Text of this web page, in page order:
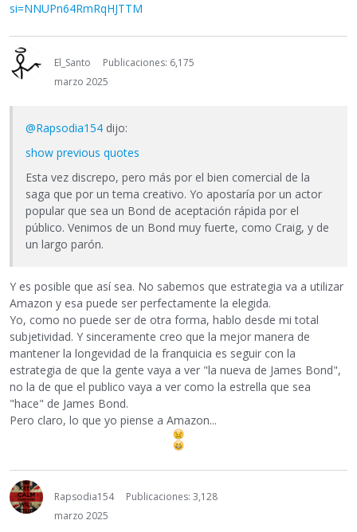
si=NNUPn64RmRqHJTTM
El_Santo
Publicaciones: 6,175
marzo 2025
@Rapsodia154 dijo:
show previous quotes
Esta vez discrepo, pero más por el bien comercial de la
saga que por un tema creativo. Yo apostaría por un actor
popular que sea un Bond de aceptación rápida por el
público. Venimos de un Bond muy fuerte, como Craig, y de
un largo parón.
Y es posible que así sea. No sabemos que estrategia va a utilizar
Amazon y esa puede ser perfectamente la elegida.
Yo, como no puede ser de otra forma, hablo desde mi total
subjetividad. Y sinceramente creo que la mejor manera de
mantener la longevidad de la franquicia es seguir con la
estrategia de que la gente vaya a ver "la nueva de James Bond",
no la de que el publico vaya a ver como la estrella que sea
"hace" de James Bond.
Pero claro, lo que yo piense a Amazon...
Rapsodia154
Publicaciones: 3,128
marzo 2025